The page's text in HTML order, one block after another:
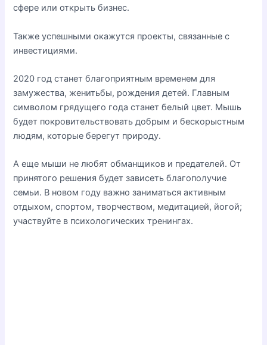
сфере или открыть бизнес.
Также успешными окажутся проекты, связанные с
инвестициями.
2020 год станет благоприятным временем для
замужества, женитьбы, рождения детей. Главным
символом грядущего года станет белый цвет. Мышь
будет покровительствовать добрым и бескорыстным
людям, которые берегут природу.
А еще мыши не любят обманщиков и предателей. От
принятого решения будет зависеть благополучие
семьи. В новом году важно заниматься активным
отдыхом, спортом, творчеством, медитацией, йогой;
участвуйте в психологических тренингах.